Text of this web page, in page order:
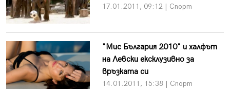
17.01.2011, 09:12 | Спорт
"Мис България 2010" и халфът
на Левски ексклузивно за
връзката си
14.01.2011, 15:38 | Спорт